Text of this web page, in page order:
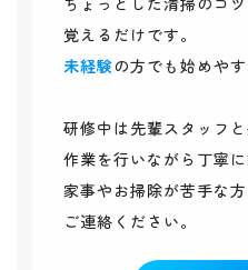
覚えるだけです。
未経験の方でも始めやす
研修中は先輩スタッフ
作業を行いながら丁寧に
家事やお掃除が苦手な
ご連絡ください。